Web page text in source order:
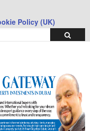
Policy (UK)